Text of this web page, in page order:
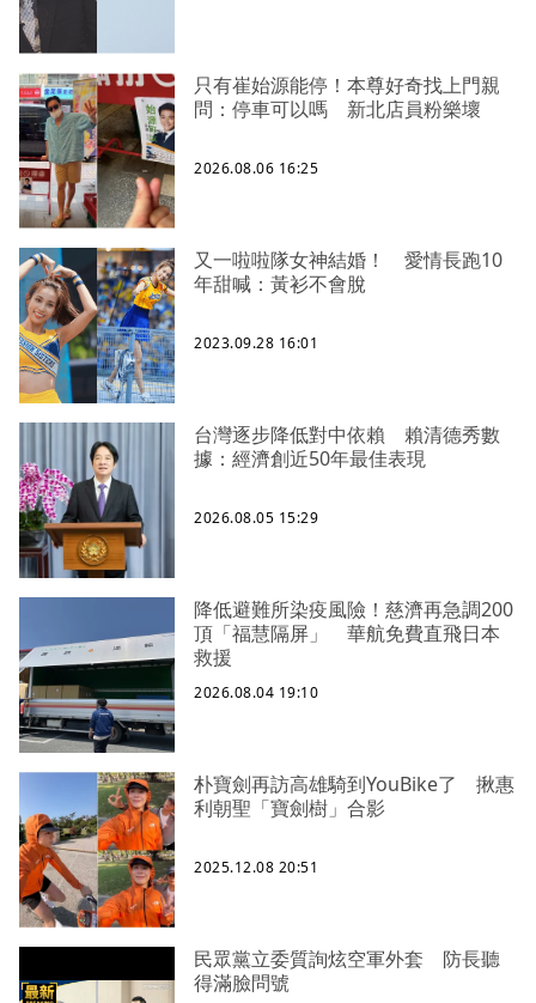
只有崔始源能停！本尊好奇找上門親
問：停車可以嗎 新北店員粉樂壞
2026.08.06 16:25
又一啦啦隊女神結婚！ 愛情長跑10
年甜喊：黃衫不會脫
2023.09.28 16:01
台灣逐步降低對中依賴 賴清德秀數
據：經濟創近50年最佳表現
2026.08.05 15:29
降低避難所染疫風險！慈濟再急調200
頂「福慧隔屏」 華航免費直飛日本
救援
2026.08.04 19:10
朴寶劍再訪高雄騎到YouBike了 揪惠
利朝聖「寶劍樹」合影
2025.12.08 20:51
民眾黨立委質詢炫空軍外套 防長聽
得滿臉問號